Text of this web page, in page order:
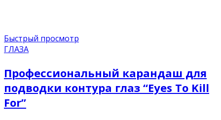
Быстрый просмотр
ГЛАЗА
Профессиональный карандаш для
подводки контура глаз “Eyes To Kill
For”